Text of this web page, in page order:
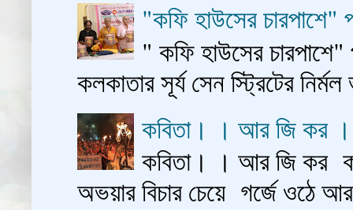
"কফি হাউসের
" কফি হাউসের
কলকাতার সূর্য সেন স্ট্রিটের
কবিতা। । আর জি কর
কবিতা। । আর জি কর
অভয়ার বিচার চেয়ে গর্জে